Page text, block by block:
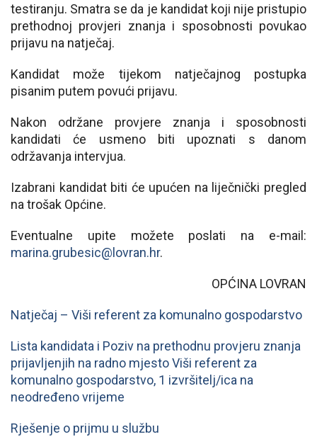
testiranju. Smatra se da je kandidat koji nije pristupio
prethodnoj provjeri znanja i sposobnosti povukao
prijavu na natječaj.
Kandidat može tijekom natječajnog postupka
pisanim putem povući prijavu.
Nakon održane provjere znanja i sposobnosti
kandidati će usmeno biti upoznati s danom
održavanja intervjua.
Izabrani kandidat biti će upućen na liječnički pregled
na trošak Općine.
Eventualne upite možete poslati na e-mail:
marina.grubesic@lovran.hr.
OPĆINA LOVRAN
Natječaj – Viši referent za komunalno gospodarstvo
Lista kandidata i Poziv na prethodnu provjeru znanja
prijavljenjih na radno mjesto Viši referent za
komunalno gospodarstvo, 1 izvršitelj/ica na
neodređeno vrijeme
Rješenje o prijmu u službu